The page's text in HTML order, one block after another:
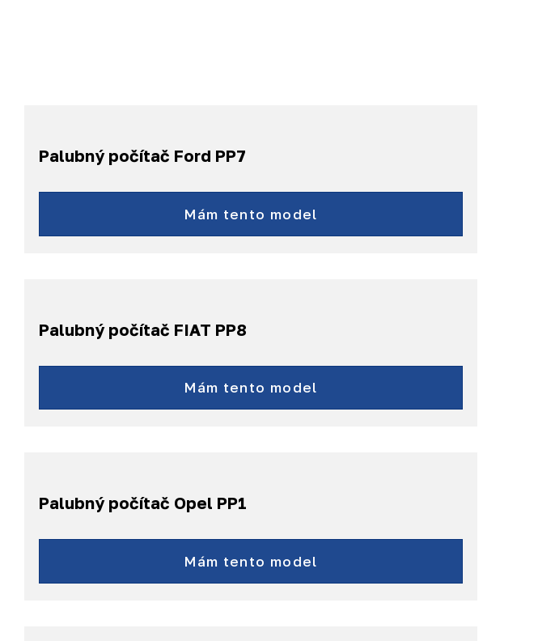
Palubný počítač Ford PP7
C-Max
Kuga
Focus
Mám tento model
Palubný počítač FIAT PP8
Doblò
Fiorino
Qubo
a ďalšie...
Mám tento model
Palubný počítač Opel PP1
Movano od roku 2021
a ďalšie...
Mám tento model